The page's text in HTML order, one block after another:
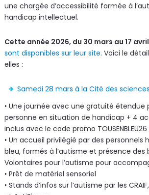
une chargée d’accessibilité formée à
handicap intellectuel.
Cette année 2026, du 30 mars au 17 avril
sont disponibles sur leur site. Voici le
elles :
Samedi 28 mars à la Cité des
• Une journée avec une gratuité étendue
personne en situation de handicap + 4
inclus avec le code promo TOUSENBLEU26
• Un accueil privilégié par des personnels
bleu, formés à l’autisme et présence des
Volontaires pour l’autisme pour
• Prêt de matériel sensoriel
• Stands d’infos sur l’autisme par les